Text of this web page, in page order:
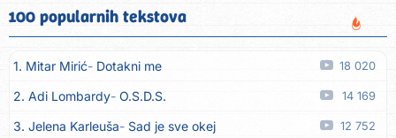
10. Dinacordi Luna Band Tamburaši (feat. Kristina Smetko)
11. Dinacordi Luna Band Tvoja šutnja (feat. Kristina Smetko) 07.08
12. Tamara Brusić Neću kuhat´, neću prat´ 07.08
13. Grupa TNT Rijeka Via Roma, nikad doma 07.08
14. Zaim Imamović Kada moja mladost prođe 07.08
100 popularnih tekstova
1. Mitar Mirić Dotakni me 18 020
2. Adi Lombardy O.S.D.S. 14 169
3. Jelena Karleuša Sad je sve okej 12 752